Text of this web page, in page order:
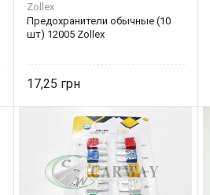
Zollex
Предохранители обычные (10
шт) 12005 Zollex
17,25